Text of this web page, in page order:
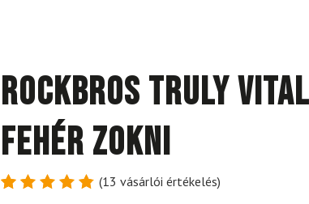
ROCKBROS Truly
Fehér Zokni
(13 vásárlói értékelés)